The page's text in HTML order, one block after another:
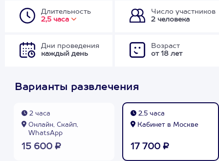
Длительность
2,5 часа
Число участников
2 человека
Дни проведения
каждый день
Возраст
от 18 лет
Варианты развлечения
2 часа
Онлайн, Скайп,
WhatsApp
15 600 ₽
2,5 часа
Кабинет в Москве
17 700 ₽